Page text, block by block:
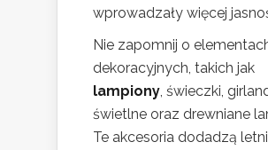
wprowadzały więcej
Nie zapomnij o
dekoracyjnych, takich jak
lampiony, świeczki,
świetlne oraz drewniane
Te akcesoria dodadzą